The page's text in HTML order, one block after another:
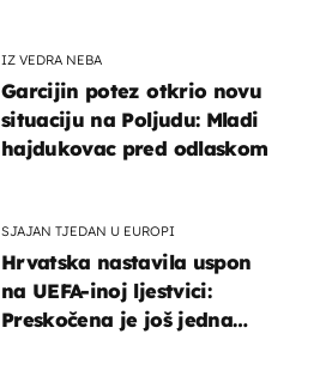
IZ VEDRA NEBA
Garcijin potez otkrio novu
situaciju na Poljudu: Mladi
hajdukovac pred odlaskom
SJAJAN TJEDAN U EUROPI
Hrvatska nastavila uspon
na UEFA-inoj ljestvici:
Preskočena je još jedna